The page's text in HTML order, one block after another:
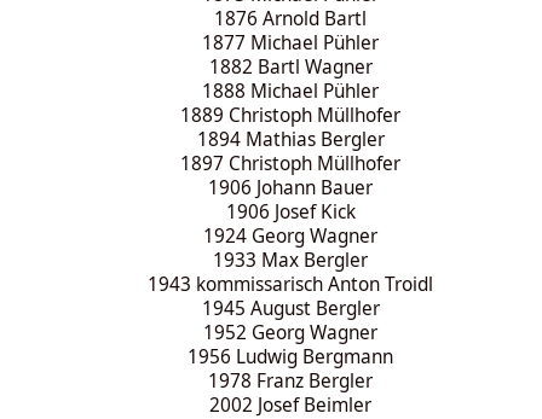
1876 Arnold Bartl
1877 Michael Pühler
1882 Bartl Wagner
1888 Michael Pühler
1889 Christoph Müllhofer
1894 Mathias Bergler
1897 Christoph Müllhofer
1906 Johann Bauer
1906 Josef Kick
1924 Georg Wagner
1933 Max Bergler
1943 kommissarisch Anton Troidl
1945 August Bergler
1952 Georg Wagner
1956 Ludwig Bergmann
1978 Franz Bergler
2002 Josef Beimler